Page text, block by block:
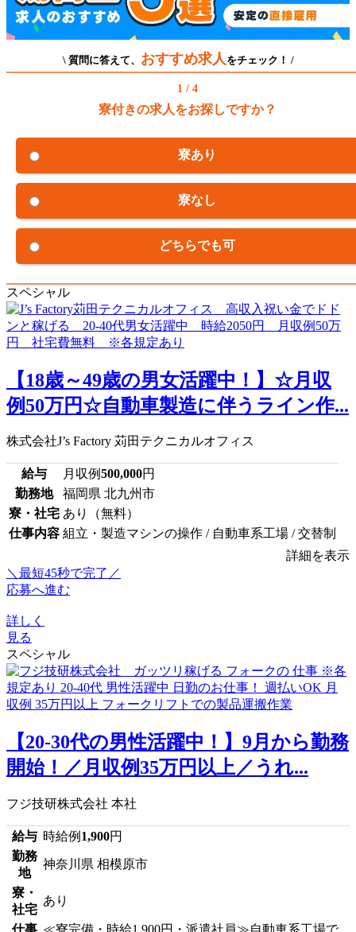
\ 質問に答えて、 おすすめ求人 をチェック！ /
1 / 4
寮付きの求人をお探しですか？
寮あり
寮なし
どちらでも可
スペシャル
【18歳～49歳の男女活躍中！】☆月収
例50万円☆自動車製造に伴うライン作...
株式会社J’s Factory 苅田テクニカルオフィス
給与 月収例500,000円
勤務地
福岡県 北九州市
寮・社宅 あり（無料）
仕事内容 組立・製造マシンの操作 / 自動車系工場 / 交替制
詳細を表示
＼最短45秒で完了／
応募へ進む
詳しく
見る
スペシャル
【20-30代の男性活躍中！】9月から勤務
開始！／月収例35万円以上／うれ...
フジ技研株式会社 本社
給与 時給例 1,900円
勤務
地
神奈川県 相模原市
寮・
社宅
あり